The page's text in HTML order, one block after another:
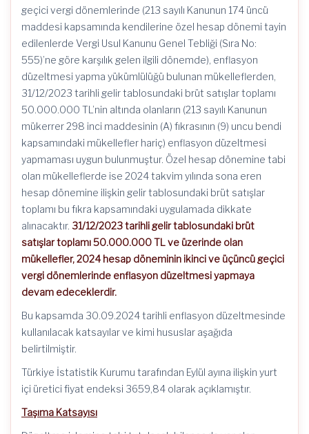
geçici vergi dönemlerinde (213 sayılı Kanunun 174 üncü
maddesi kapsamında kendilerine özel hesap dönemi tayin
edilenlerde Vergi Usul Kanunu Genel Tebliği (Sıra No:
555)’ne göre karşılık gelen ilgili dönemde), enflasyon
düzeltmesi yapma yükümlülüğü bulunan mükelleflerden,
31/12/2023 tarihli gelir tablosundaki brüt satışlar toplamı
50.000.000 TL’nin altında olanların (213 sayılı Kanunun
mükerrer 298 inci maddesinin (A) fıkrasının (9) uncu bendi
kapsamındaki mükellefler hariç) enflasyon düzeltmesi
yapmaması uygun bulunmuştur. Özel hesap dönemine tabi
olan mükelleflerde ise 2024 takvim yılında sona eren
hesap dönemine ilişkin gelir tablosundaki brüt satışlar
toplamı bu fıkra kapsamındaki uygulamada dikkate
alınacaktır. 31/12/2023 tarihli gelir tablosundaki brüt
satışlar toplamı 50.000.000 TL ve üzerinde olan
mükellefler, 2024 hesap döneminin ikinci ve üçüncü geçici
vergi dönemlerinde enflasyon düzeltmesi yapmaya
devam edeceklerdir.
Bu kapsamda 30.09.2024 tarihli enflasyon düzeltmesinde
kullanılacak katsayılar ve kimi hususlar aşağıda
belirtilmiştir.
Türkiye İstatistik Kurumu tarafından Eylül ayına ilişkin yurt
içi üretici fiyat endeksi 3659,84 olarak açıklamıştır.
Taşıma Katsayısı